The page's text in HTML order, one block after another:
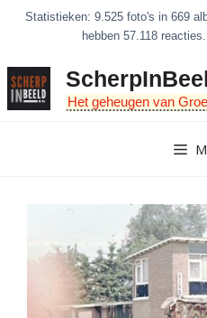
inhoud
Statistieken: 9.525 foto's in 669
hebben 57.118
Het geheugen van